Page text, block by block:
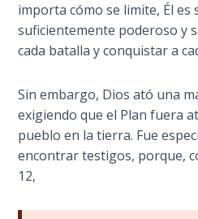
Light
From
the
The
Prophetic
Roots of
Abortion
importa cómo se limite, Él es
suficientemente poderoso y
cada batalla y conquistar a
Sin embargo, Dios ató una
exigiendo que el Plan fuera
pueblo en la tierra. Fue
encontrar testigos, porque,
12,